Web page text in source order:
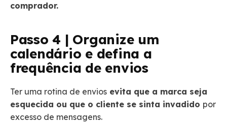
comprador.
Passo 4 | Organize um
calendário e defina a
frequência de envios
Ter uma rotina de envios evita que a marca seja
esquecida ou que o cliente se sinta invadido por
excesso de mensagens.